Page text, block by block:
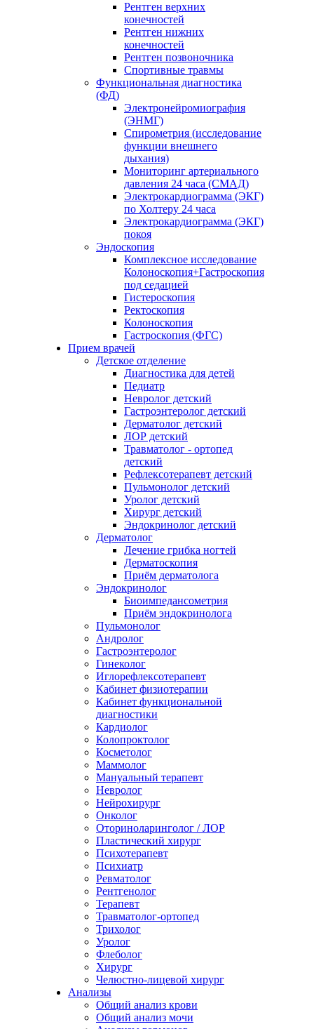
Рентген верхних
конечностей
Рентген нижних
конечностей
Рентген позвоночника
Спортивные травмы
Функциональная диагностика
(ФД)
Электронейромиография
(ЭНМГ)
Спирометрия (исследование
функции внешнего
дыхания)
Мониторинг артериального
давления 24 часа (СМАД)
Электрокардиограмма (ЭКГ)
по Холтеру 24 часа
Электрокардиограмма (ЭКГ)
покоя
Эндоскопия
Комплексное исследование
Колоноскопия+Гастроскопия
под седацией
Гистероскопия
Ректоскопия
Колоноскопия
Гастроскопия (ФГС)
Прием врачей
Детское отделение
Диагностика для детей
Педиатр
Невролог детский
Гастроэнтеролог детский
Дерматолог детский
ЛОР детский
Травматолог - ортопед
детский
Рефлексотерапевт детский
Пульмонолог детский
Уролог детский
Хирург детский
Эндокринолог детский
Дерматолог
Лечение грибка ногтей
Дерматоскопия
Приём дерматолога
Эндокринолог
Биоимпедансометрия
Приём эндокринолога
Пульмонолог
Андролог
Гастроэнтеролог
Гинеколог
Иглорефлексотерапевт
Кабинет физиотерапии
Кабинет функциональной
диагностики
Кардиолог
Колопроктолог
Косметолог
Маммолог
Мануальный терапевт
Невролог
Нейрохирург
Онколог
Оториноларинголог / ЛОР
Пластический хирург
Психотерапевт
Психиатр
Ревматолог
Рентгенолог
Терапевт
Травматолог-ортопед
Трихолог
Уролог
Флеболог
Хирург
Челюстно-лицевой хирург
Анализы
Общий анализ крови
Общий анализ мочи